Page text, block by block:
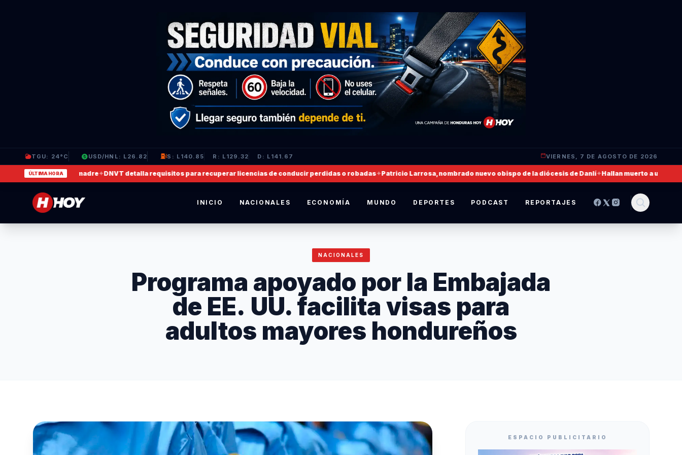
TGU: 24°C USD/HNL: L26.82 S: L140.85 R: L129.32 D: L141.67 VIERNES, 7 DE AGOSTO DE 2026
ÚLTIMA HORA
agrede a su madre DNVT detalla requisitos para recuperar licencias de conducir perdidas o robadas✦Patricio Larrosa, nombrado nuevo obispo de la diócesis de Danlí✦Hallan muerto a un militar de 20
INICIO NACIONALES ECONOMÍA MUNDO DEPORTES PODCAST REPORTAJES
NACIONALES
Programa apoyado por la Embajada
de EE. UU. facilita visas para
adultos mayores hondureños
ESPACIO PUBLICITARIO